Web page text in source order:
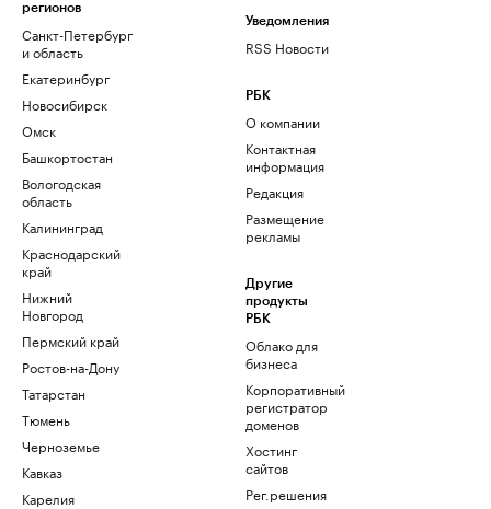
регионов
Санкт-Петербург
и область
Екатеринбург
Новосибирск
Омск
Башкортостан
Вологодская
область
Калининград
Краснодарский
край
Нижний
Новгород
Пермский край
Ростов-на-Дону
Татарстан
Тюмень
Черноземье
Кавказ
Карелия
Уведомления
RSS Новости
РБК
О компании
Контактная
информация
Редакция
Размещение
рекламы
Другие
продукты
РБК
Облако для
бизнеса
Корпоративный
регистратор
доменов
Хостинг
сайтов
Рег.решения